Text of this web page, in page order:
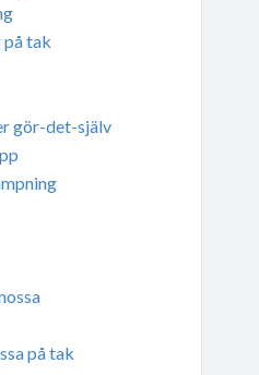
tak
gör-det-själv
på tak